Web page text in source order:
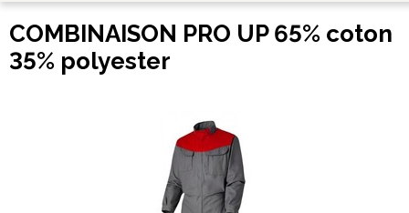
COMBINAISON PRO UP 65% coton
35% polyester